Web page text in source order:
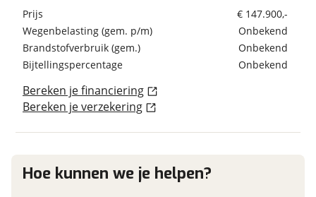
Verbruik en milieu
Brandstof
Geschiedenis
schadeverleden
Prijs
€ 147.900,-
Wegenbelasting (gem. p/m)
Onbekend
Brandstofverbruik (gem.)
Onbekend
Bijtellingspercentage
Onbekend
Bereken je financiering
Bereken je verzekering
Elektrische opstap
Garage
Hordeur
Huishoudaccu
Indirecte verlichting
Boiler
Schatting kilometerstand
Eventuele bijzonderheden (optioneel)
Foto's
Hoe kunnen we je helpen?